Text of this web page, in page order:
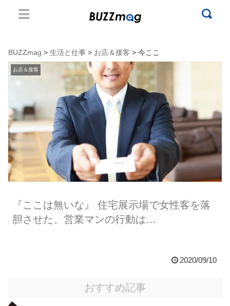
BUZZmag > 生活と仕事 > お店＆接客 > 今ここ
お店＆接客
『ここは無いな』 住宅展示場で女性客を落
胆させた、営業マンの行動は…
2020/09/10
おすすめ記事